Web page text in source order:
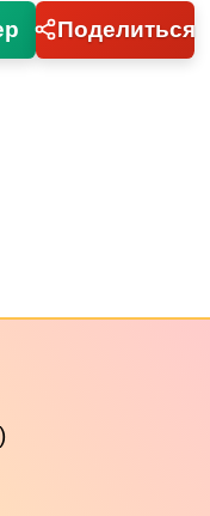
Поделиться